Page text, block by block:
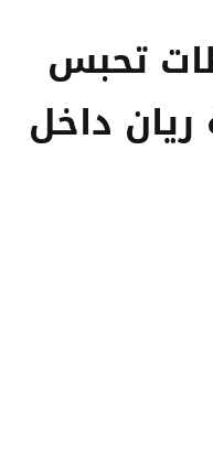
تحبس
ريان داخل